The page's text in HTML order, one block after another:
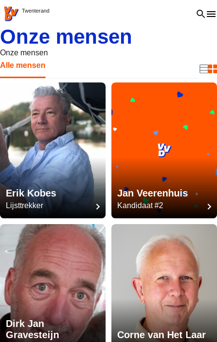
VVD.nl - Ga naar de homepage
Twenterand Open
Onze mensen
Onze mensen
Alle mensen
Erik Kobes
Lijsttrekker
Jan Veerenhuis
Kandidaat #2
Dirk Jan
Gravesteijn
Corne van Het Laar